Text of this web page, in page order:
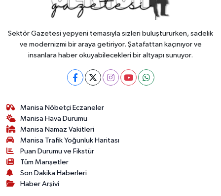
Sektör Gazetesi yepyeni temasıyla sizleri buluştururken, sadelik
ve modernizmi bir araya getiriyor. Şatafattan kaçınıyor ve
insanlara haber okuyabilecekleri bir altyapı sunuyor.
Manisa Nöbetçi Eczaneler
Manisa Hava Durumu
Manisa Namaz Vakitleri
Manisa Trafik Yoğunluk Haritası
Puan Durumu ve Fikstür
Tüm Manşetler
Son Dakika Haberleri
Haber Arşivi